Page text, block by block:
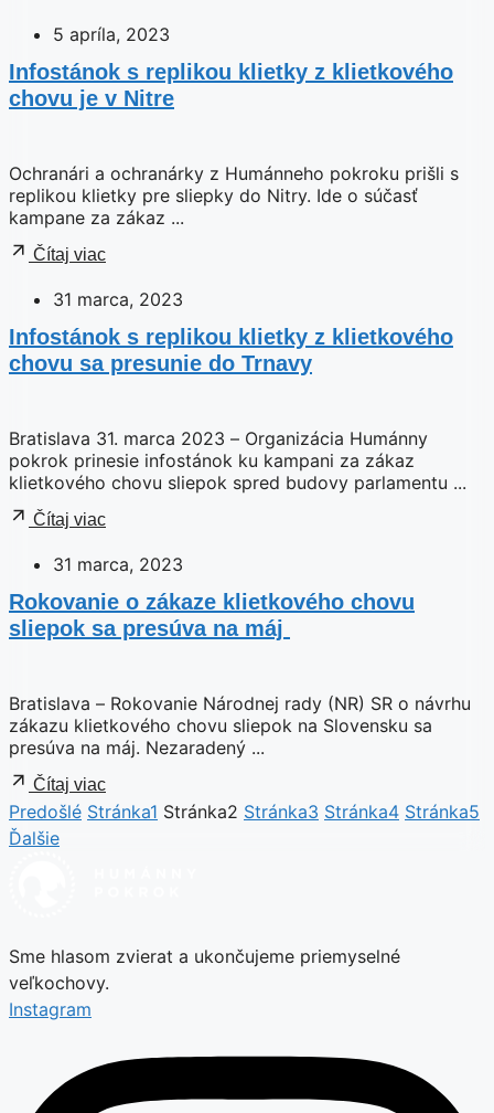
5 apríla, 2023
Infostánok s replikou klietky z klietkového
chovu je v Nitre
Ochranári a ochranárky z Humánneho pokroku prišli s
replikou klietky pre sliepky do Nitry. Ide o súčasť
kampane za zákaz ...
Čítaj viac
31 marca, 2023
Infostánok s replikou klietky z klietkového
chovu sa presunie do Trnavy
Bratislava 31. marca 2023 – Organizácia Humánny
pokrok prinesie infostánok ku kampani za zákaz
klietkového chovu sliepok spred budovy parlamentu ...
Čítaj viac
31 marca, 2023
Rokovanie o zákaze klietkového chovu
sliepok sa presúva na máj
Bratislava – Rokovanie Národnej rady (NR) SR o návrhu
zákazu klietkového chovu sliepok na Slovensku sa
presúva na máj. Nezaradený ...
Čítaj viac
Predošlé Stránka1 Stránka2 Stránka3 Stránka4 Stránka5
Ďalšie
Sme hlasom zvierat a ukončujeme priemyselné
veľkochovy.
Instagram